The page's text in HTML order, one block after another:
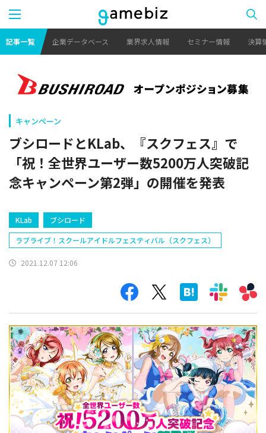
記事一覧 企業データベース 業界求人情報 セミナー情報 決算
キャンペーン
ブシロードとKLab、『スクフェス』で
「祝！全世界ユーザー数5200万人突破記
念キャンペーン第2弾」の開催を発表
KLab
ブシロード
ラブライブ！スクールアイドルフェスティバル（スクフェス）
2021.12.07 12:06